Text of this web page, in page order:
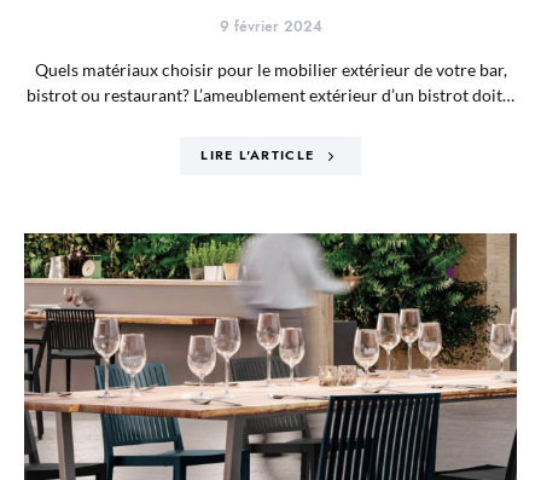
9 février 2024
Quels matériaux choisir pour le mobilier extérieur de votre bar,
bistrot ou restaurant? L’ameublement extérieur d’un bistrot doit…
LIRE L'ARTICLE